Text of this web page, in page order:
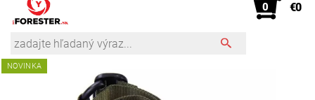
0 €0
NOVINKA